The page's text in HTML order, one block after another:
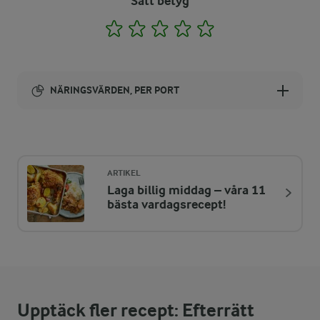
1 2 3 4
NÄRINGSVÄRDEN, PER PORT
ENERGIDISTRIBUTION %
NÄRINGSVÄRDEN PER PORT
Fett:
75,9 %
39,6 g
ARTIKEL
Laga billig middag – våra 11
bästa vardagsrecept!
Upptäck fler recept: Efterrätt